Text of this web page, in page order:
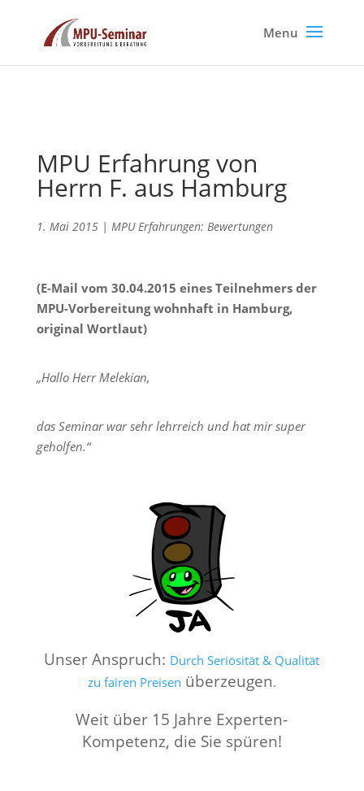
MPU Erfahrung von
Herrn F. aus Hamburg
1. Mai 2015| MPU Erfahrungen: Bewertungen
(E-Mail vom 30.04.2015 eines Teilnehmers der
MPU-Vorbereitung wohnhaft in Hamburg,
original Wortlaut)
„Hallo Herr Melekian,
das Seminar war sehr lehrreich und hat mir super
geholfen.“
Unser Anspruch: Durch Seriösität & Qualität
zu fairen Preisen überzeugen.
Weit über 15 Jahre Experten-
Kompetenz, die Sie spüren!